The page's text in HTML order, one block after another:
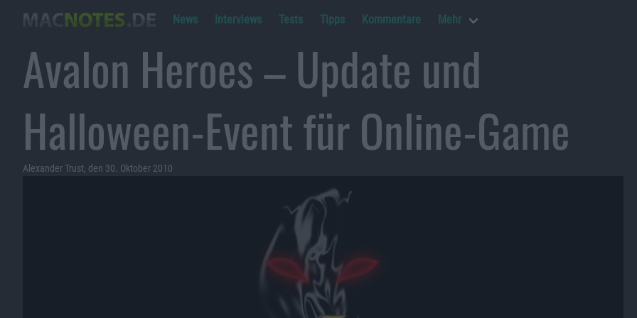
News Interviews Tests Tipps Kommentare Mehr
Avalon Heroes – Update und
Halloween-Event für Online-Game
Alexander Trust, den 30. Oktober 2010